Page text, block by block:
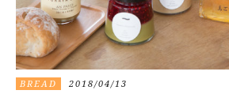
BREAD 2018/04/13